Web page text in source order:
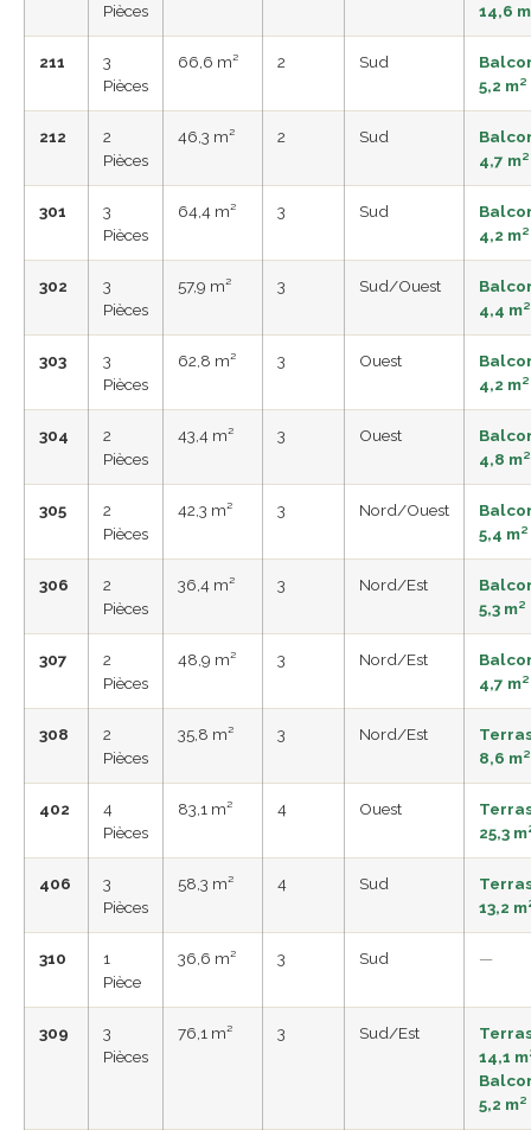
Pièces
14,6
211
3
Pièces
66,6 m² 2 Sud
5,2 m²
212
2
Pièces
46,3 m² 2 Sud
4,7 m²
301
3
Pièces
64,4 m² 3 Sud
4,2 m²
302
3
Pièces
57,9 m² 3 Sud/Ouest
4,4 m²
303
3
Pièces
62,8 m² 3 Ouest
4,2 m²
304
2
Pièces
43,4 m² 3 Ouest
4,8 m²
305
2
Pièces
42,3 m² 3 Nord/Ouest
5,4 m²
306
2
Pièces
36,4 m² 3 Nord/Est
5,3 m²
307
2
Pièces
48,9 m² 3 Nord/Est
4,7 m²
308
2
Pièces
35,8 m² 3 Nord/Est
8,6 m²
402
4
Pièces
83,1 m² 4 Ouest
25,3
406
3
Pièces
58,3 m² 4 Sud
13,2
310
1
Pièce
36,6 m² 3 Sud —
309
3
Pièces
76,1 m² 3 Sud/Est
14,1
5,2 m²